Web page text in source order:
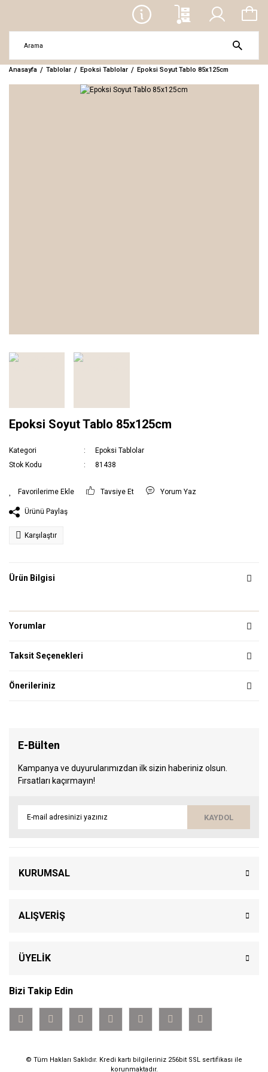
Anasayfa Tablolar Epoksi Tablolar Epoksi Soyut Tablo 85x125cm
Epoksi Soyut Tablo 85x125cm
Kategori
Epoksi Tablolar
Stok Kodu
81438
Tavsiye Et Yorum Yaz
Ürünü Paylaş
Karşılaştır
Ürün Bilgisi
Yorumlar
Taksit Seçenekleri
Önerileriniz
E-Bülten
Kampanya ve duyurularımızdan ilk sizin haberiniz olsun.
Fırsatları kaçırmayın!
KAYDOL
KURUMSAL
ALIŞVERİŞ
ÜYELİK
Bizi Takip Edin
© Tüm Hakları Saklıdır. Kredi kartı bilgileriniz 256bit SSL sertifikası ile
korunmaktadır.